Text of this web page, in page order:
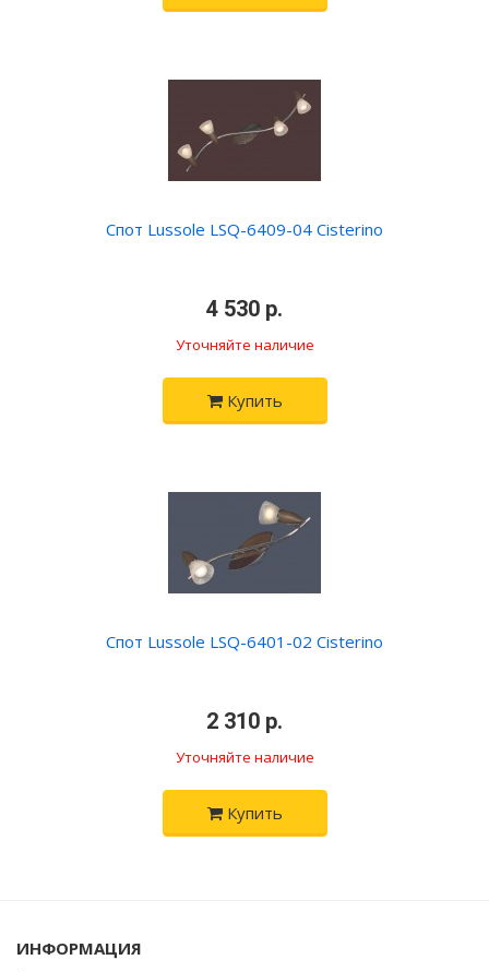
Спот Lussole LSQ-6409-04 Cisterino
4 530 р.
Уточняйте наличие
Купить
Спот Lussole LSQ-6401-02 Cisterino
2 310 р.
Уточняйте наличие
Купить
ИНФОРМАЦИЯ